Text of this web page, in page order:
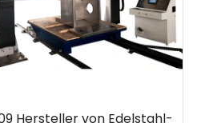
Hersteller von Edelstahl-